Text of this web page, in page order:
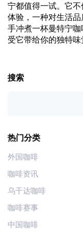
宁都值得一试。它
体验，一种对生活
手冲煮一杯曼特宁
受它带给你的独特味
搜索
热门分类
外国咖啡
咖啡资讯
乌干达咖啡
咖啡赛事
中国咖啡